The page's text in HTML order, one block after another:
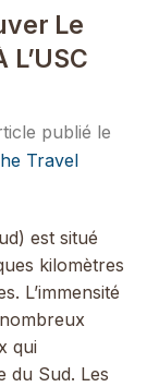
Le
Travel
est situé
kilomètres
L’immensité
qui
du Sud. Les